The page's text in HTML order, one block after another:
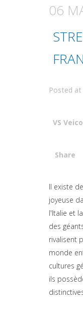
06
Posted at
VS
Share
Il existe
joyeuse
l'Italie et
des
rivalisent
monde
cultures
ils